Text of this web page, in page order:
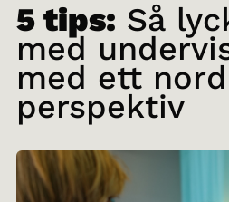
5 tips: Så
med
med ett
perspektiv